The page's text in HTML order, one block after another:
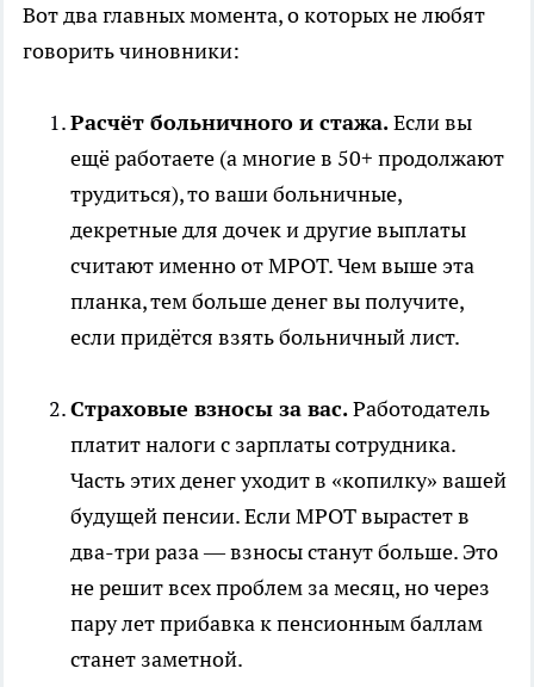
Вот два главных момента, о которых не любят
говорить чиновники:
Расчёт больничного и стажа.Если вы
ещё работаете (а многие в 50+ продолжают
трудиться), то ваши больничные,
декретные для дочек и другие выплаты
считают именно от МРОТ. Чем выше эта
планка, тем больше денег вы получите,
если придётся взять больничный лист.
Страховые взносы за вас.Работодатель
платит налоги с зарплаты сотрудника.
Часть этих денег уходит в «копилку» вашей
будущей пенсии. Если МРОТ вырастет в
два-три раза — взносы станут больше. Это
не решит всех проблем за месяц, но через
пару лет прибавка к пенсионным баллам
станет заметной.